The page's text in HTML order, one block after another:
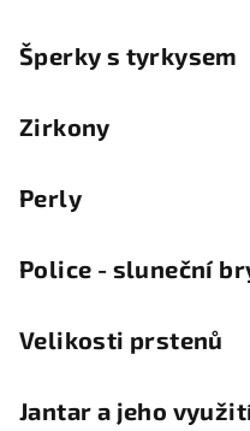
Šperky s tyrkysem
Zirkony
Perly
Police - sluneční
Velikosti prstenů
Jantar a jeho